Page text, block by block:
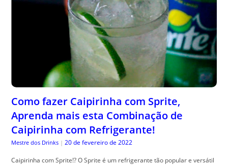
Como fazer Caipirinha com Sprite,
Aprenda mais esta Combinação de
Caipirinha com Refrigerante!
Mestre dos Drinks | 20 de fevereiro de 2022
Caipirinha com Sprite!? O Sprite é um refrigerante tão popular e versátil